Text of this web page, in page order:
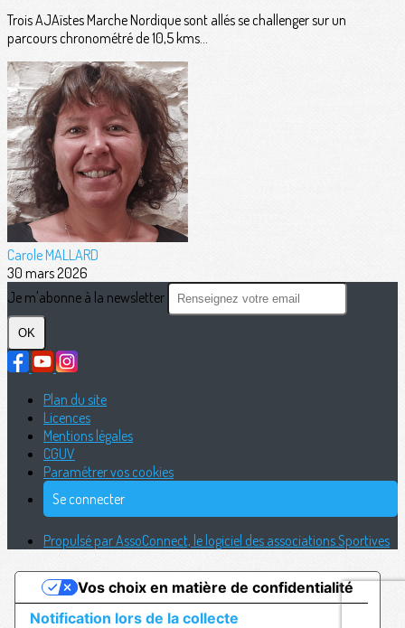
Trois AJAïstes Marche Nordique sont allés se challenger sur un
parcours chronométré de 10,5 kms...
Carole MALLARD
30 mars 2026
Je m'abonne à la newsletter
OK
Plan du site
Licences
Mentions légales
CGUV
Paramétrer vos cookies
Se connecter
Propulsé par AssoConnect, le logiciel des associations Sportives
Notification lors de la collecte
Vos choix en matière de confidentialité